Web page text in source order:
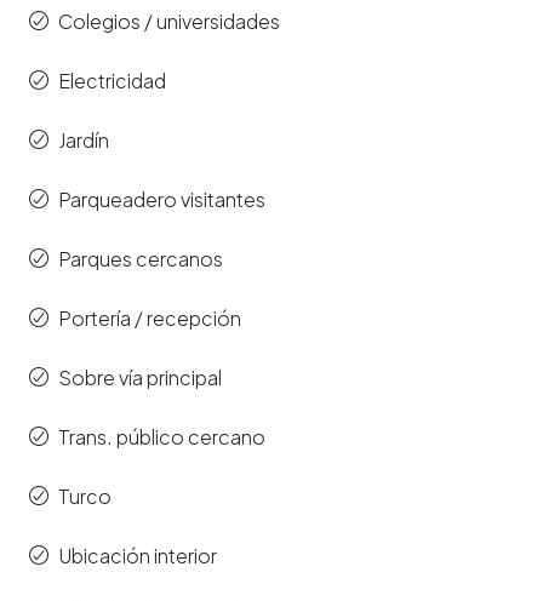
Colegios / universidades
Electricidad
Jardín
Parqueadero visitantes
Parques cercanos
Portería / recepción
Sobre vía principal
Trans. público cercano
Turco
Ubicación interior